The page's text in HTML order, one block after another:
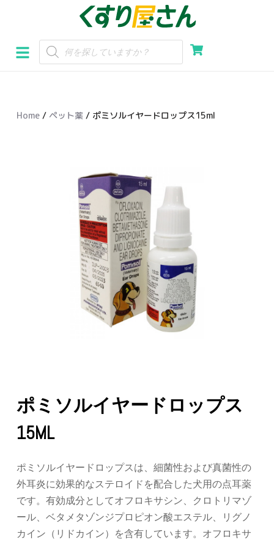
ン
テ
スHome / ペット薬 / ポミソルイヤードロップス15ml
ポミソルイヤードロップス
15ML
ポミソルイヤードロップスは、細菌性および真菌性の
外耳炎に効果的なステロイドを配合した犬用の点耳薬
です。有効成分としてオフロキサシン、クロトリマゾ
ール、ベタメタゾンジプロピオン酸エステル、リグノ
カイン（リドカイン）を含有しています。オフロキサ